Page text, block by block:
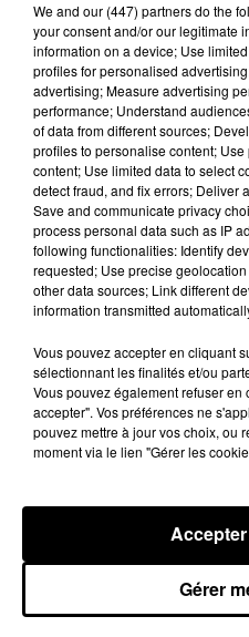
dans...
🔊 Les touristes dans
Le « tourisme de mémoire
estivales de Chartres
LES JEUX
We and our (447) partnersdo the
your consent and/or our legitimate
information on a device; Use
profiles for personalised
advertising; Measure advertising
performance; Understand
of data from different sources;
profiles to personalise content;
content; Use limited data to select
detect fraud, and fix errors; Deliver
Save and communicate privacy
process personal data such as IP
following functionalities: Identify
requested; Use precise
other data sources; Link different
information transmitted
Vous pouvez accepter en cliquant
sélectionnant les finalités et/ou
Vous pouvez également refuser
accepter". Vos préférences ne
pouvez mettre à jour vos choix, ou
moment via le lien "Gérer les
Gérer